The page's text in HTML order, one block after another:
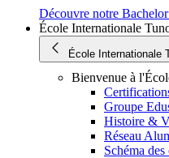
Découvre notre
École Internationale
École Internationale
Bienvenue à
Groupe
Histoire &
Réseau
Schéma des